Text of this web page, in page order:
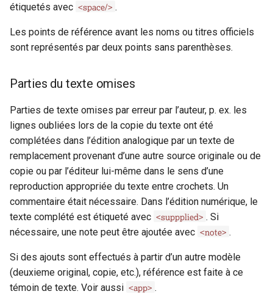
r
e
h
r
c
e
bindingDesc
body
cb
cell
choice
condition
corr
custEvent
custodialHist
étiquetés avec <space/> .
Les points de référence avant les noms ou titres officiels
sont représentés par deux points sans parenthèses.
Parties du texte omises
Parties de texte omises par erreur par l’auteur, p. ex. les
lignes oubliées lors de la copie du texte ont été
complétées dans l’édition analogique par un texte de
remplacement provenant d’une autre source originale ou de
copie ou par l’éditeur lui-même dans le sens d’une
reproduction appropriée du texte entre crochets. Un
commentaire était nécessaire. Dans l’édition numérique, le
texte complété est étiqueté avec <suppplied> . Si
nécessaire, une note peut être ajoutée avec <note> .
Si des ajouts sont effectués à partir d’un autre modèle
(deuxieme original, copie, etc.), référence est faite à ce
témoin de texte. Voir aussi <app> .